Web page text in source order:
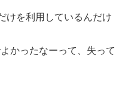
けを利用しているんだけ
かったなーって、失って